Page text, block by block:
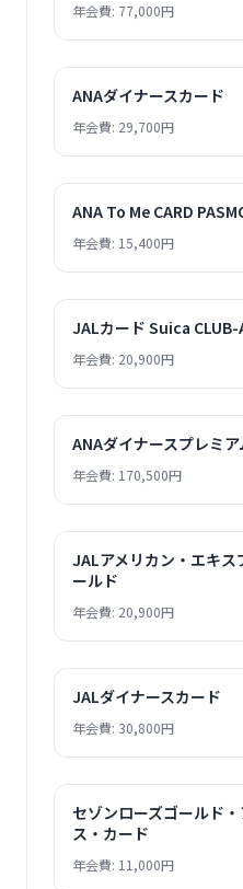
年会費: 77,000円
ANAダイナースカード
年会費: 29,700円
ANA To Me CARD
年会費: 15,400円
JALカード Suica
年会費: 20,900円
ANAダイナースプレミ
年会費: 170,500円
JALアメリカン・エキス
ールド
年会費: 20,900円
JALダイナースカード
年会費: 30,800円
セゾンローズゴールド
ス・カード
年会費: 11,000円